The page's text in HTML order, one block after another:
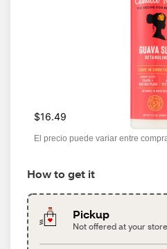
$16.49
El precio puede variar entre
How to get it
Pickup
Not offered at your store